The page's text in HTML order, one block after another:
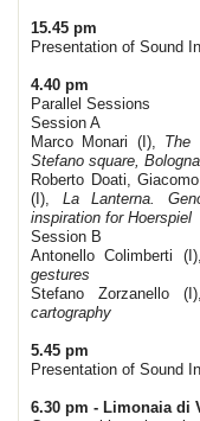
15.45 pm
Presentation of Sound
4.40 pm
Parallel Sessions
Session A
Marco Monari (I), The
Stefano square, Bologna
Roberto Doati,
(I), La Lanterna.
inspiration for Hoerspiel
Session B
Antonello Colimberti
gestures
Stefano Zorzanello
cartography
5.45 pm
Presentation of Sound
6.30 pm - Limonaia di